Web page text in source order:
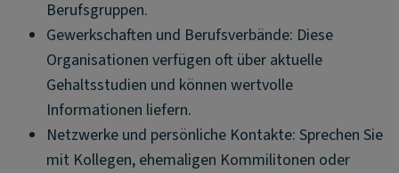
Berufsgruppen.
Gewerkschaften und Berufsverbände: Diese
Organisationen verfügen oft über aktuelle
Gehaltsstudien und können wertvolle
Informationen liefern.
Netzwerke und persönliche Kontakte: Sprechen Sie
mit Kollegen, ehemaligen Kommilitonen oder